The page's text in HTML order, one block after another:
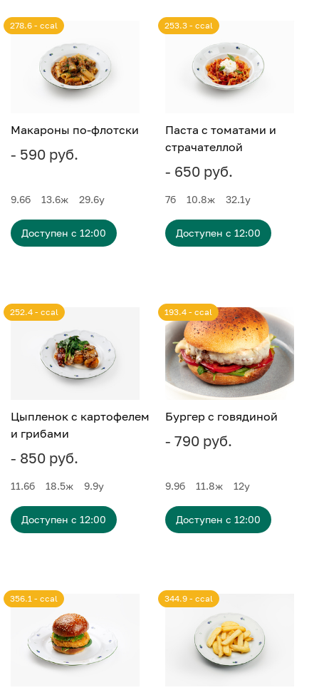
Макароны по-флотски
- 590 руб.
278.6 - ccal
9.6б 13.6ж 29.6у
Доступен с 12:00
Паста с томатами и
страчателлой
- 650 руб.
253.3 - ccal
7б 10.8ж 32.1у
Доступен с 12:00
Цыпленок с картофелем
и грибами
- 850 руб.
252.4 - ccal
11.6б 18.5ж 9.9у
Доступен с 12:00
Бургер с говядиной
- 790 руб.
193.4 - ccal
9.9б 11.8ж 12у
Доступен с 12:00
356.1 - ccal 344.9 - ccal